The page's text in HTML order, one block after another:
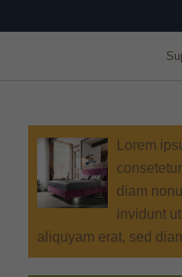
Lorem
diam
invidunt
aliquyam erat, sed